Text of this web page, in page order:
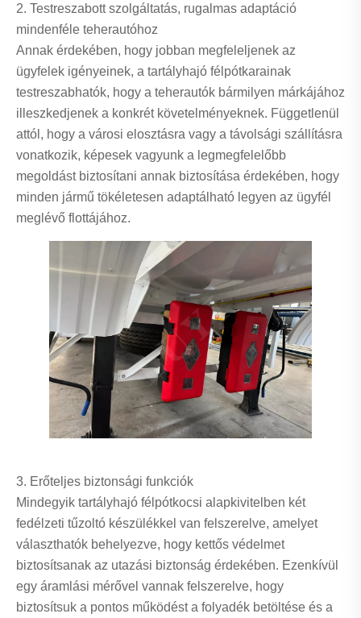
2. Testreszabott szolgáltatás, rugalmas adaptáció
mindenféle teherautóhoz
Annak érdekében, hogy jobban megfeleljenek az
ügyfelek igényeinek, a tartályhajó félpótkarainak
testreszabhatók, hogy a teherautók bármilyen márkájához
illeszkedjenek a konkrét követelményeknek. Függetlenül
attól, hogy a városi elosztásra vagy a távolsági szállításra
vonatkozik, képesek vagyunk a legmegfelelőbb
megoldást biztosítani annak biztosítása érdekében, hogy
minden jármű tökéletesen adaptálható legyen az ügyfél
meglévő flottájához.
3. Erőteljes biztonsági funkciók
Mindegyik tartályhajó félpótkocsi alapkivitelben két
fedélzeti tűzoltó készülékkel van felszerelve, amelyet
választhatók behelyezve, hogy kettős védelmet
biztosítsanak az utazási biztonság érdekében. Ezenkívül
egy áramlási mérővel vannak felszerelve, hogy
biztosítsuk a pontos működést a folyadék betöltése és a